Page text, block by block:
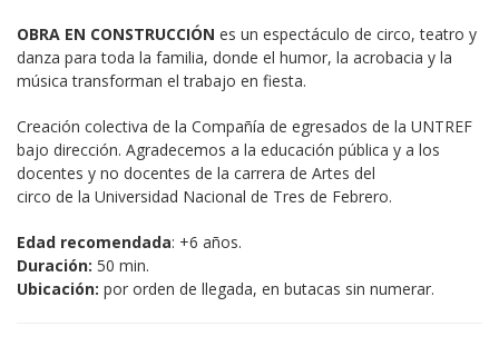
OBRA EN CONSTRUCCIÓN es un espectáculo de circo, teatro y
danza para toda la familia, donde el humor, la acrobacia y la
música transforman el trabajo en fiesta.
Creación colectiva de la Compañía de egresados de la UNTREF
bajo dirección. Agradecemos a la educación pública y a los
docentes y no docentes de la carrera de Artes del
circo de la Universidad Nacional de Tres de Febrero.
Edad recomendada: +6 años.
Duración: 50 min.
Ubicación: por orden de llegada, en butacas sin numerar.